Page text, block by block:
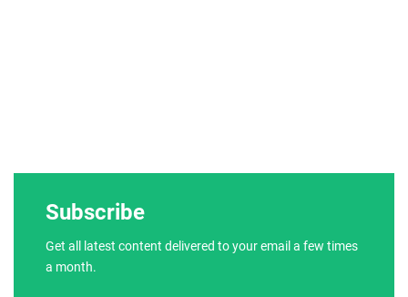
Subscribe
Get all latest content delivered to your email a few times
a month.